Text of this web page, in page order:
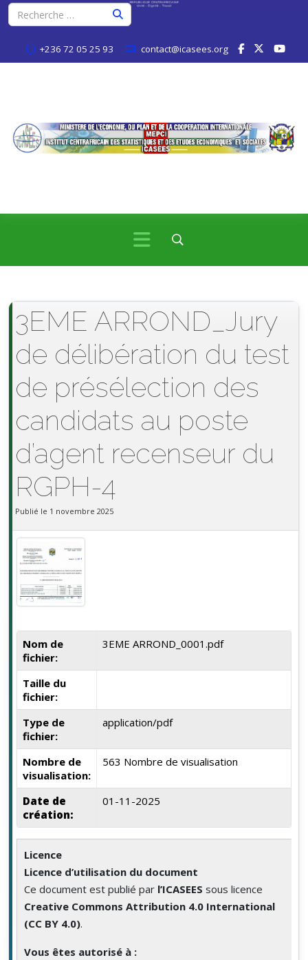
+236 72 05 25 93 contact@icasees.org
3EME ARROND_Jury
de délibération du test
de présélection des
candidats au poste
d’agent recenseur du
RGPH-4
Publié le 1 novembre 2025
Nom de
fichier:
3EME ARROND_0001.pdf
Taille du
fichier:
Type de
fichier:
application/pdf
Nombre de
visualisation:
563 Nombre de visualisation
Date de
création:
01-11-2025
Licence
Licence d’utilisation du document
Ce document est publié par l’ICASEES sous licence
Creative Commons Attribution 4.0 International
(CC BY 4.0).
Vous êtes autorisé à :